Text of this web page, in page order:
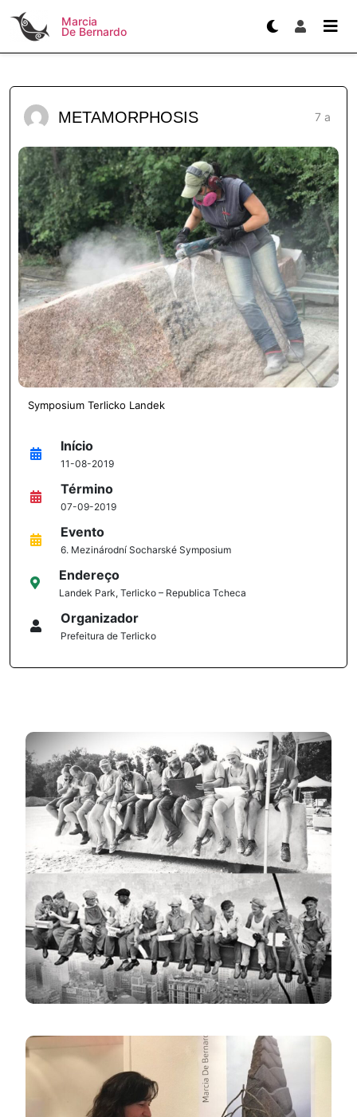
Marcia
De Bernardo
METAMORPHOSIS 7 a
Symposium Terlicko Landek
Início
11-08-2019
Término
07-09-2019
Evento
6. Mezinárodní Socharské Symposium
Endereço
Landek Park, Terlicko – Republica Tcheca
Organizador
Prefeitura de Terlicko